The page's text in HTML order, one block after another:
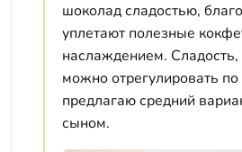
шоколад сладостью,
уплетают полезные
наслаждением. Сладость,
можно отрегулировать по
предлагаю средний
сыном.